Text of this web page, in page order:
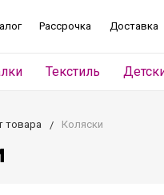
Рассрочка Доставка
Текстиль
товара Коляски